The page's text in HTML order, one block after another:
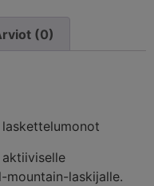
(0)
mountain-laskijalle.